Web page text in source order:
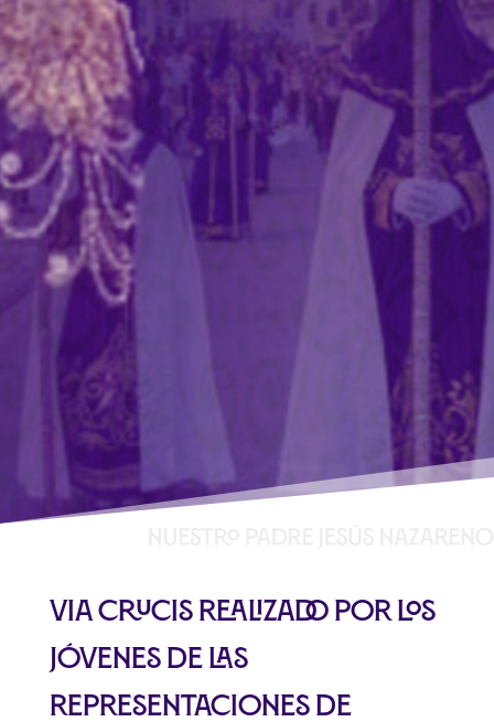
Via crucis realizado por los
jóvenes de las
representaciones de